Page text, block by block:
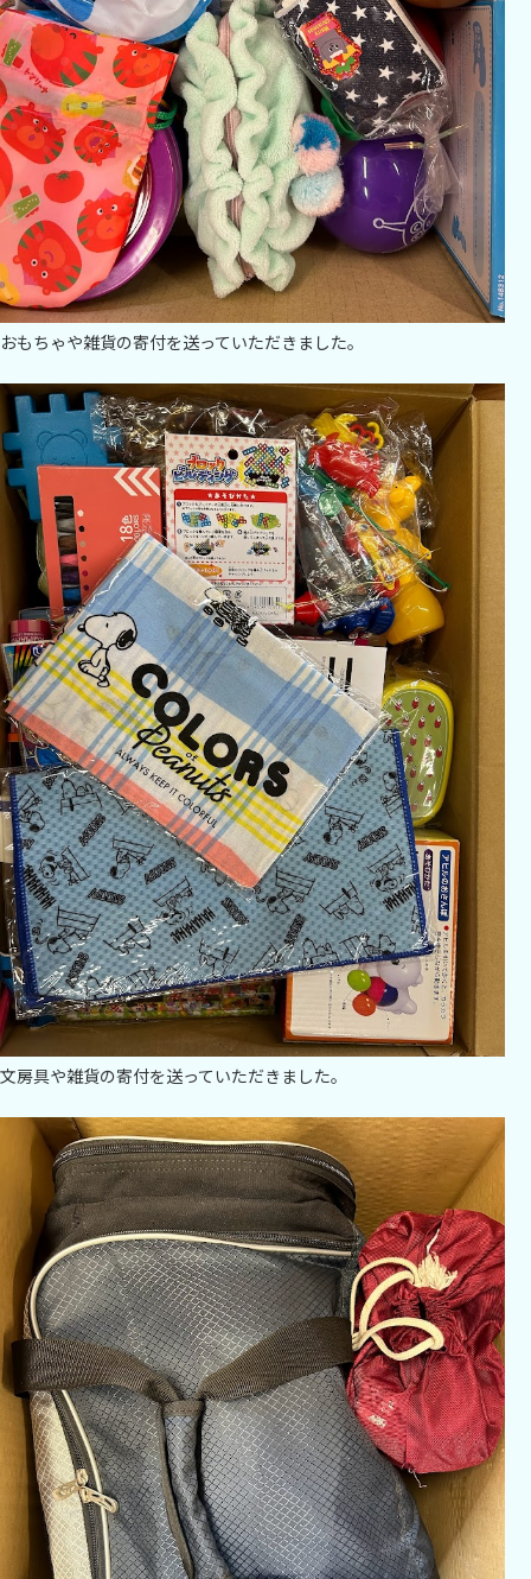
おもちゃや雑貨の寄付を送っていただきました。
文房具や雑貨の寄付を送っていただきました。